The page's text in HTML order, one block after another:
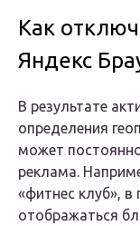
Как
Яндекс
В результате
определения
может
реклама.
«фитнес клуб»,
отображаться